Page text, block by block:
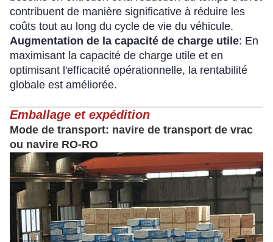
contribuent de manière significative à réduire les
coûts tout au long du cycle de vie du véhicule.
Augmentation de la capacité de charge utile: En
maximisant la capacité de charge utile et en
optimisant l'efficacité opérationnelle, la rentabilité
globale est améliorée.
Emballage et expédition
Mode de transport: navire de transport de vrac
ou navire RO-RO